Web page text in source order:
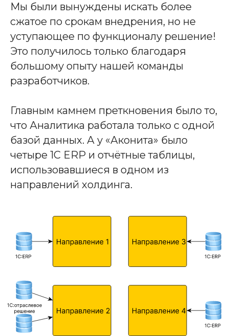
Мы были вынуждены искать более
сжатое по срокам внедрения, но не
уступающее по функционалу решение!
Это получилось только благодаря
большому опыту нашей команды
разработчиков.
Главным камнем преткновения было то,
что Аналитика работала только с одной
базой данных. А у «Аконита» было
четыре 1С ERP и отчётные таблицы,
использовавшиеся в одном из
направлений холдинга.